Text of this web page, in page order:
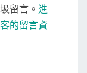
留言。 進
的留言資